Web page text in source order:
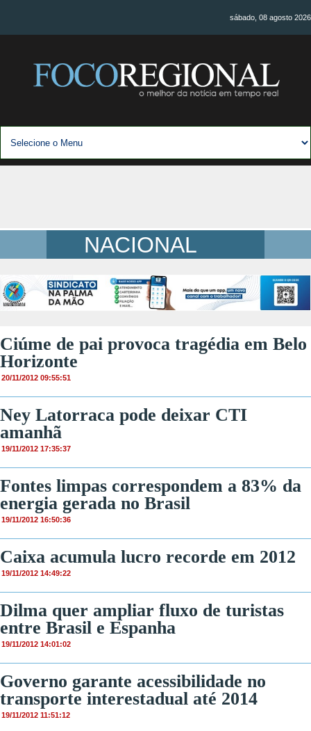
sábado, 08 agosto 2026
NACIONAL
Ciúme de pai provoca tragédia em Belo
Horizonte
20/11/2012 09:55:51
Ney Latorraca pode deixar CTI
amanhã
19/11/2012 17:35:37
Fontes limpas correspondem a 83% da
energia gerada no Brasil
19/11/2012 16:50:36
Caixa acumula lucro recorde em 2012
19/11/2012 14:49:22
Dilma quer ampliar fluxo de turistas
entre Brasil e Espanha
19/11/2012 14:01:02
Governo garante acessibilidade no
transporte interestadual até 2014
19/11/2012 11:51:12